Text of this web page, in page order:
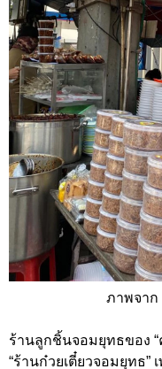
ภาพจาก
ร้านลูกชิ้นจอมยุทธของ
“ร้านก๋วยเตี๋ยวจอมยุทธ”